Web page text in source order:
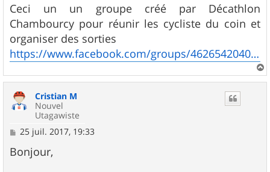
s
s
a
g
e
Ceci un un groupe créé par Décathlon
Chambourcy pour réunir les cycliste du coin et
organiser des sorties
https://www.facebook.com/groups/462654204077870/
a
Cristian M
Nouvel
Utagawiste
M
s
s
25 juil. 2017, 19:33
Bonjour,